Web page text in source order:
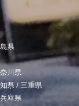
県
川県
県 / 三重県
兵庫県